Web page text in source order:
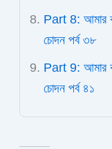
Part 8: আমার
চোদন পর্ব ৩৮
Part 9: আমার
চোদন পর্ব ৪১